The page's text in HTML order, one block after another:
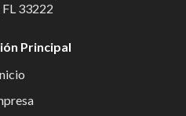
33222
Principal